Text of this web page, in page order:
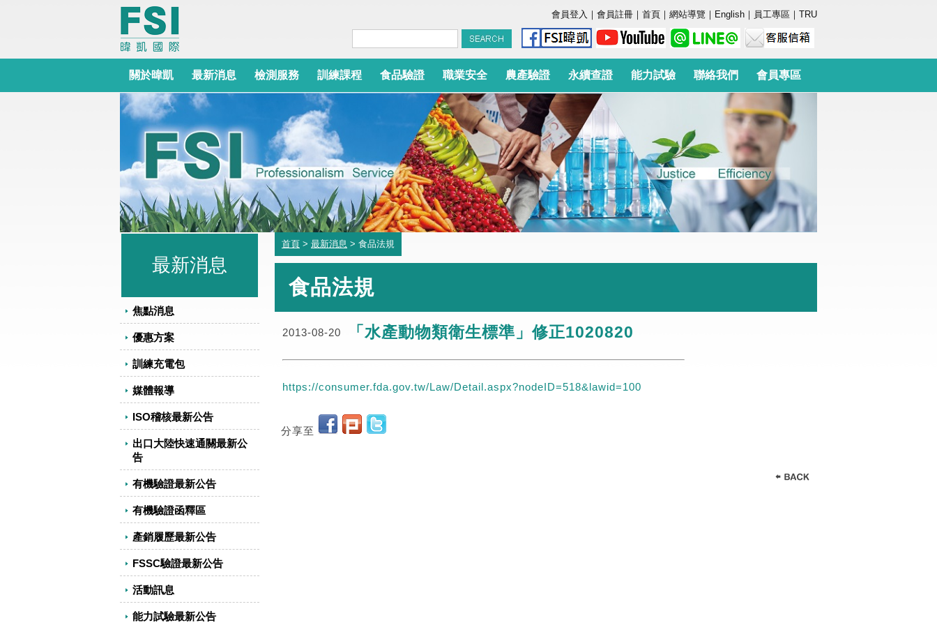
會員登入 ｜ 會員註冊 ｜ 首頁 ｜ 網站導覽 ｜ English ｜ 員工專區 ｜ TRU
關於暐凱 最新消息 檢測服務 訓練課程 食品驗證 職業安全 農產驗證 永續查證 能力試驗 聯絡我們 會員專區
最新消息
焦點消息
優惠方案
訓練充電包
媒體報導
ISO稽核最新公告
出口大陸快速通關最新公
告
有機驗證最新公告
有機驗證函釋區
產銷履歷最新公告
FSSC驗證最新公告
活動訊息
能力試驗最新公告
首頁 > 最新消息 > 食品法規
食品法規
2013-08-20 「水產動物類衛生標準」修正1020820
https://consumer.fda.gov.tw/Law/Detail.aspx?nodeID=518&lawid=100
分享至